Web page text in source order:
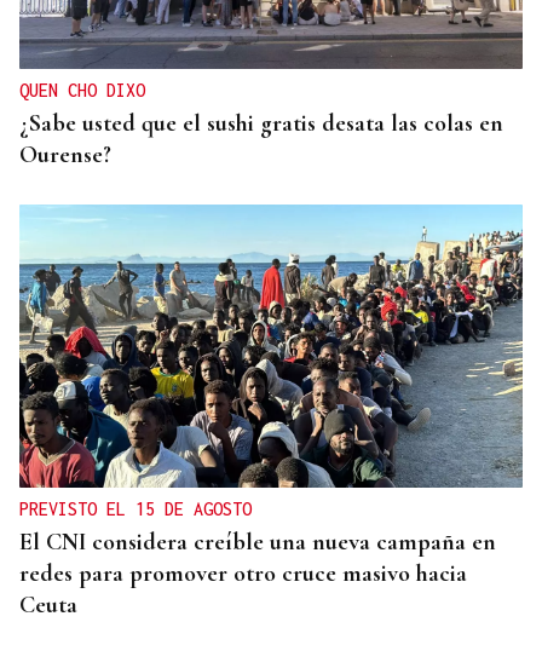
en el Washington
QUEN CHO DIXO
¿Sabe usted que el sushi gratis desata las colas en
Ourense?
PREVISTO EL 15 DE AGOSTO
El CNI considera creíble una nueva campaña en
redes para promover otro cruce masivo hacia
Ceuta